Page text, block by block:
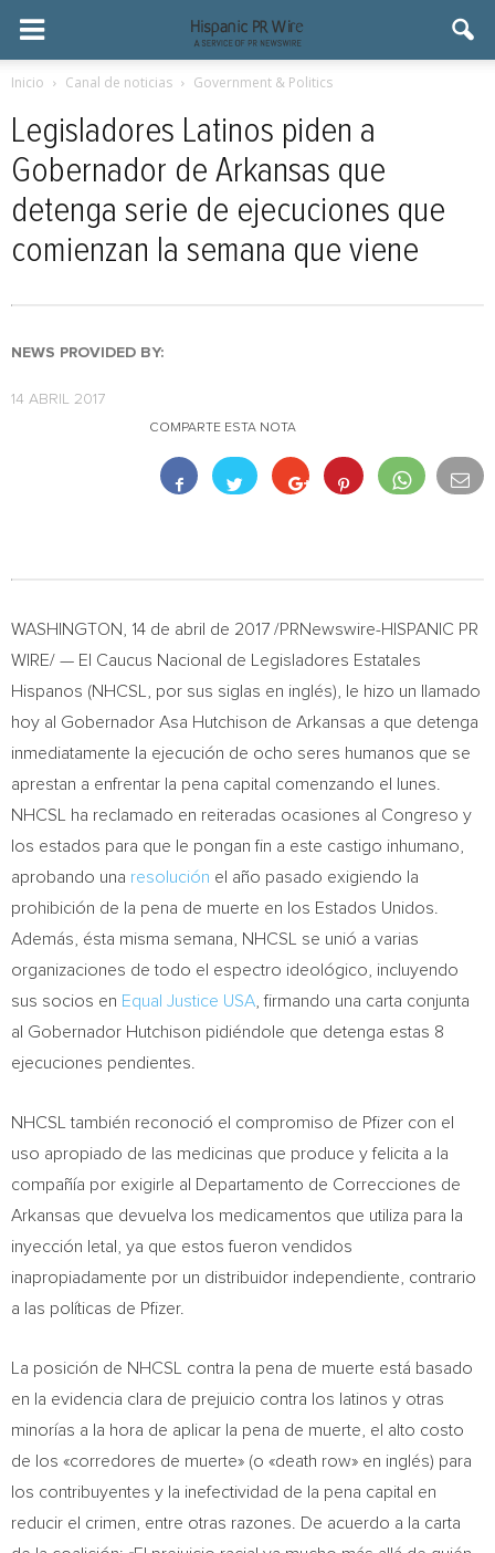
Inicio Canal de noticias Government & Politics
Legisladores Latinos piden a
Gobernador de Arkansas que
detenga serie de ejecuciones que
comienzan la semana que viene
NEWS PROVIDED BY:
14 ABRIL 2017
COMPARTE ESTA NOTA
WASHINGTON
, 14 de abril de 2017 /PRNewswire-HISPANIC PR
WIRE/ — El Caucus Nacional de Legisladores Estatales
Hispanos (NHCSL, por sus siglas en inglés), le hizo un llamado
hoy al Gobernador Asa Hutchison de Arkansas a que detenga
inmediatamente la ejecución de ocho seres humanos que se
aprestan a enfrentar la pena capital comenzando el lunes.
NHCSL ha reclamado en reiteradas ocasiones al Congreso y
los estados para que le pongan fin a este castigo inhumano,
aprobando una resolución el año pasado exigiendo la
prohibición de la pena de muerte en los Estados Unidos.
Además, ésta misma semana, NHCSL se unió a varias
organizaciones de todo el espectro ideológico, incluyendo
sus socios en Equal Justice USA , firmando una carta conjunta
al Gobernador Hutchison pidiéndole que detenga estas 8
ejecuciones pendientes.
NHCSL también reconoció el compromiso de Pfizer con el
uso apropiado de las medicinas que produce y felicita a la
compañía por exigirle al Departamento de Correcciones de
Arkansas que devuelva los medicamentos que utiliza para la
inyección letal, ya que estos fueron vendidos
inapropiadamente por un distribuidor independiente, contrario
a las políticas de Pfizer.
La posición de NHCSL contra la pena de muerte está basado
en la evidencia clara de prejuicio contra los latinos y otras
minorías a la hora de aplicar la pena de muerte, el alto costo
de los «corredores de muerte» (o «death row» en inglés) para
los contribuyentes y la inefectividad de la pena capital en
reducir el crimen, entre otras razones. De acuerdo a la carta